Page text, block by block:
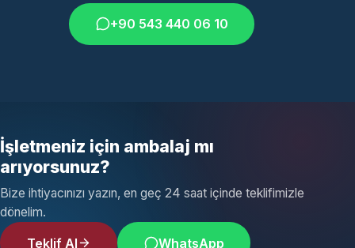
+90 543 440 06 10
İşletmeniz için ambalaj mı
arıyorsunuz?
Bize ihtiyacınızı yazın, en geç 24 saat içinde teklifimizle
dönelim.
Teklif Al WhatsApp